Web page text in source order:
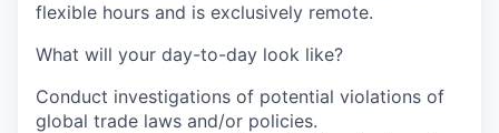
flexible hours and is exclusively remote.
What will your day-to-day look like?
Conduct investigations of potential violations of
global trade laws and/or policies.